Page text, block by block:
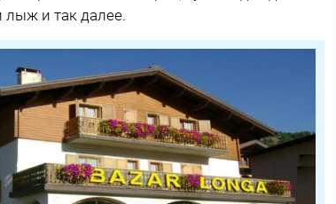
лыж и так далее.